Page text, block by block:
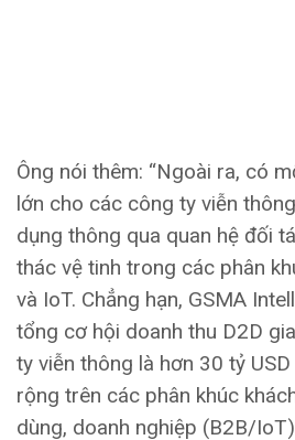
Ông nói thêm: “Ngoài ra, có
lớn cho các công ty viễn
dụng thông qua quan hệ đối
thác vệ tinh trong các phân
và IoT. Chẳng hạn, GSMA
tổng cơ hội doanh thu D2D
ty viễn thông là hơn 30 tỷ
rộng trên các phân khúc
dùng, doanh nghiệp (B2B/